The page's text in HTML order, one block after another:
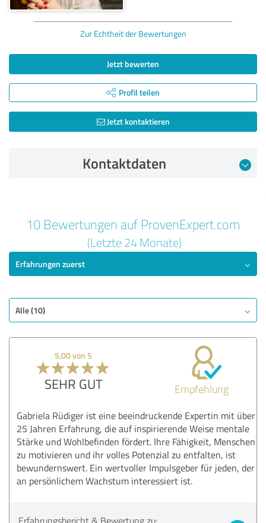
Zur Echtheit der Bewertungen
Jetzt bewerten
Profil teilen
Jetzt kontaktieren
Kontaktdaten
SEHR GUT
Nutzen
Leistungen
Ausführung
Beratung
Bewertung anzeigen
10 Bewertungen auf ProvenExpert.com
(Letzte 24 Monate)
Erfahrungen zuerst
Alle (10)
5,00 von 5
SEHR GUT Empfehlung
Gabriela Rüdiger ist eine beeindruckende Expertin mit über
25 Jahren Erfahrung, die auf inspirierende Weise mentale
Stärke und Wohlbefinden fördert. Ihre Fähigkeit, Menschen
zu motivieren und ihr volles Potenzial zu entfalten, ist
bewundernswert. Ein wertvoller Impulsgeber für jeden, der
an persönlichem Wachstum interessiert ist.